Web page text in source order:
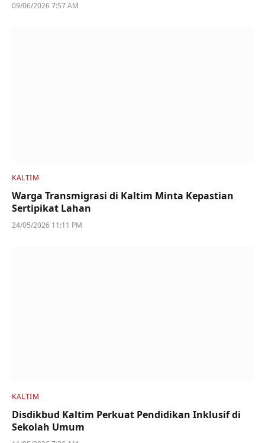
09/06/2026 7:57 AM
KALTIM
Warga Transmigrasi di Kaltim Minta Kepastian
Sertipikat Lahan
24/05/2026 11:11 PM
KALTIM
Disdikbud Kaltim Perkuat Pendidikan Inklusif di
Sekolah Umum